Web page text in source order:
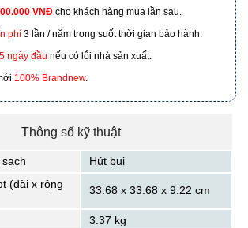
TP Lào Cai
VNĐ cho khách hàng mua lần sau.
phí 3 lần / năm trong suốt thời gian bảo hành.
ngày đầu nếu có lỗi nhà sản xuất.
100% Brandnew.
Thông số kỹ thuật
Hút bụi
(dài x rộng
33.68 x 33.68 x 9.22 cm
3.37 kg